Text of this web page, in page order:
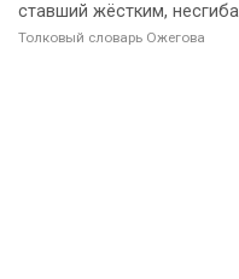
ставший жёстким,
Толковый словарь Ожегова